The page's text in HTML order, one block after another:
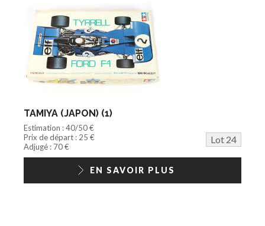
TAMIYA (JAPON) (1)
Estimation : 40/50 €
Prix de départ : 25 €
Lot 24
Adjugé : 70 €
EN SAVOIR PLUS